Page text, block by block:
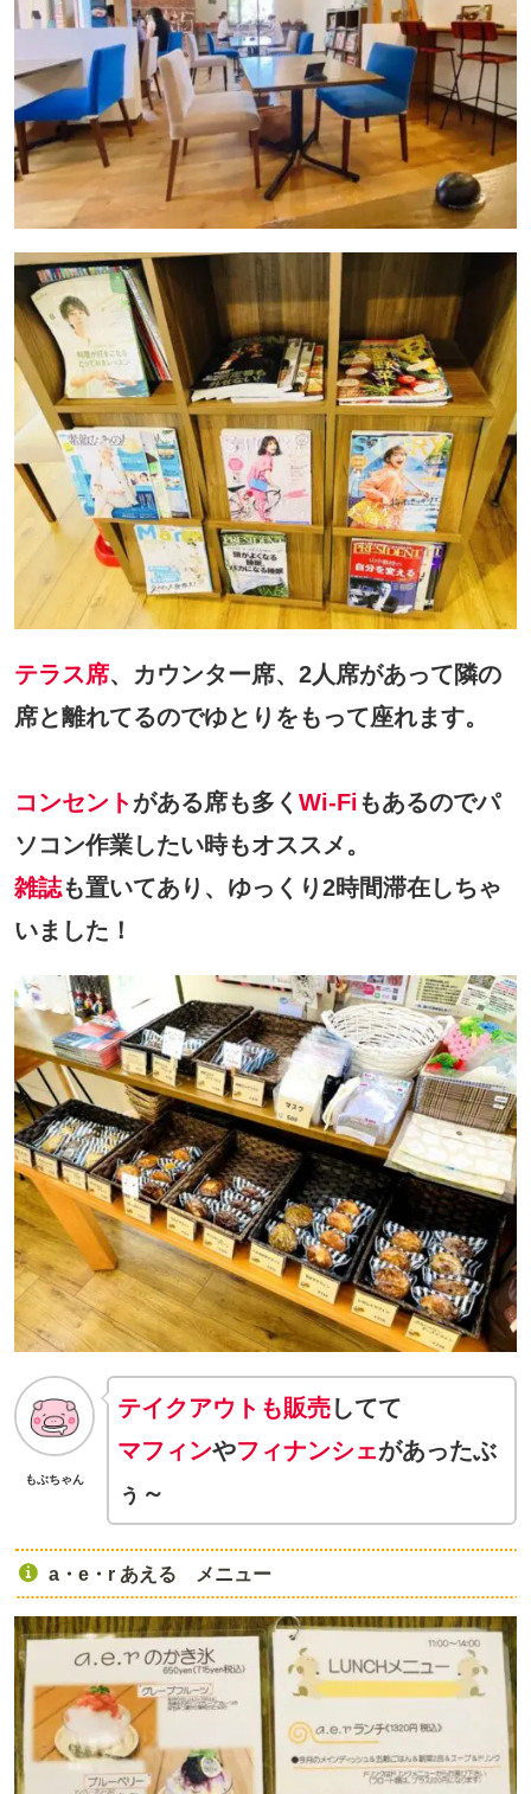
テラス席、カウンター席、2人席があって隣の
席と離れてるのでゆとりをもって座れます。
コンセントがある席も多く Wi-Fiもあるのでパ
ソコン作業したい時もオススメ。
雑誌も置いてあり、ゆっくり2時間滞在しちゃ
いました！
もぶちゃん
テイクアウトも販売してて
マフィンやフィナンシェがあったぶ
ぅ～
a・e・r あえる メニュー